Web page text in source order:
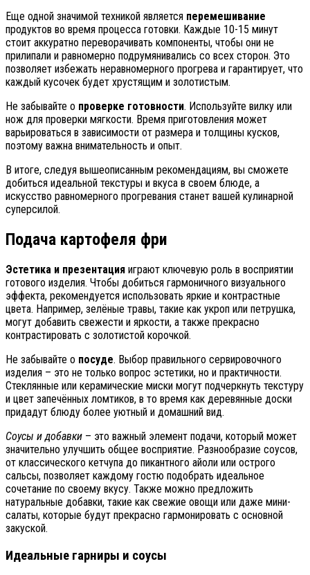
Еще одной значимой техникой является перемешивание
продуктов во время процесса готовки. Каждые 10-15 минут
стоит аккуратно переворачивать компоненты, чтобы они не
прилипали и равномерно подрумянивались со всех сторон. Это
позволяет избежать неравномерного прогрева и гарантирует, что
каждый кусочек будет хрустящим и золотистым.
Не забывайте о проверке готовности. Используйте вилку или
нож для проверки мягкости. Время приготовления может
варьироваться в зависимости от размера и толщины кусков,
поэтому важна внимательность и опыт.
В итоге, следуя вышеописанным рекомендациям, вы сможете
добиться идеальной текстуры и вкуса в своем блюде, а
искусство равномерного прогревания станет вашей кулинарной
суперсилой.
Подача картофеля фри
Эстетика и презентация играют ключевую роль в восприятии
готового изделия. Чтобы добиться гармоничного визуального
эффекта, рекомендуется использовать яркие и контрастные
цвета. Например, зелёные травы, такие как укроп или петрушка,
могут добавить свежести и яркости, а также прекрасно
контрастировать с золотистой корочкой.
Не забывайте о посуде. Выбор правильного сервировочного
изделия – это не только вопрос эстетики, но и практичности.
Стеклянные или керамические миски могут подчеркнуть текстуру
и цвет запечённых ломтиков, в то время как деревянные доски
придадут блюду более уютный и домашний вид.
Соусы и добавки – это важный элемент подачи, который может
значительно улучшить общее восприятие. Разнообразие соусов,
от классического кетчупа до пикантного айоли или острого
сальсы, позволяет каждому гостю подобрать идеальное
сочетание по своему вкусу. Также можно предложить
натуральные добавки, такие как свежие овощи или даже мини-
салаты, которые будут прекрасно гармонировать с основной
закуской.
Идеальные гарниры и соусы